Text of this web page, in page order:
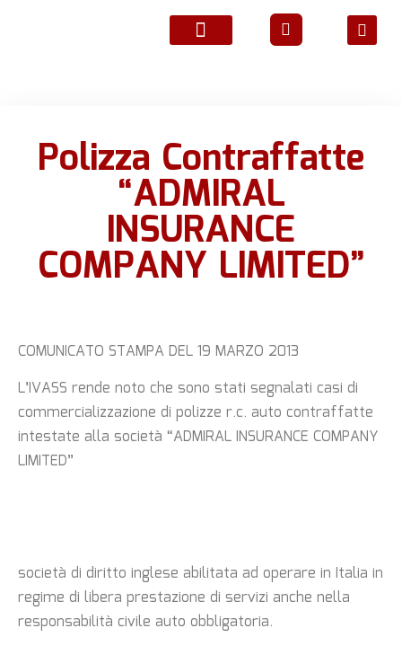
Polizza Contraffatte
“ADMIRAL
INSURANCE
COMPANY LIMITED”
COMUNICATO STAMPA DEL 19 MARZO 2013
L’IVASS rende noto che sono stati segnalati casi di
commercializzazione di polizze r.c. auto contraffatte
intestate alla società “ADMIRAL INSURANCE COMPANY
LIMITED”
società di diritto inglese abilitata ad operare in Italia in
regime di libera prestazione di servizi anche nella
responsabilità civile auto obbligatoria.